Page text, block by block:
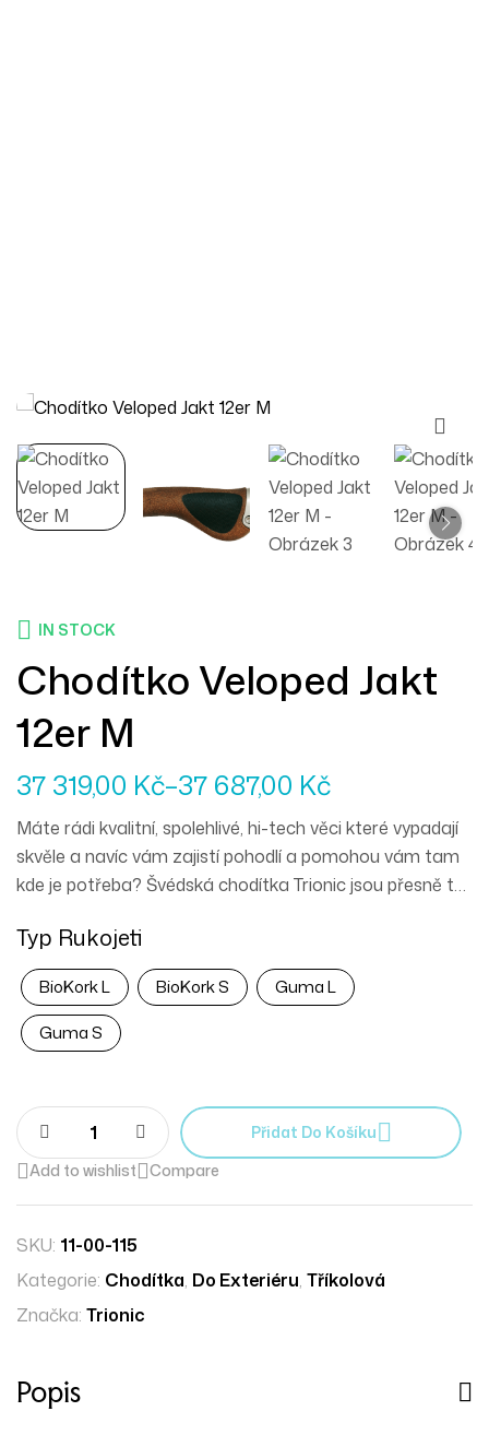
IN STOCK
Chodítko Veloped Jakt
12er M
37 319,00 Kč–37 687,00 Kč
Máte rádi kvalitní, spolehlivé, hi-tech věci které vypadají
skvěle a navíc vám zajistí pohodlí a pomohou vám tam
kde je potřeba? Švédská chodítka Trionic jsou přesně to
vyrazit kamkoliv zajakéhokoliv počasí.
Typ Rukojeti
BioKork L BioKork S
Guma L
Guma S
Přidat Do Košíku
Add to wishlist
Compare
SKU: 11-00-115
Kategorie: Chodítka, Do Exteriéru, Tříkolová
Značka: Trionic
Popis